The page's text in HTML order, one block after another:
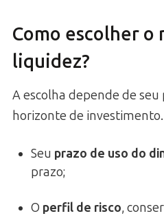
Como escolher o
liquidez?
A escolha depende de
horizonte de investimento.
Seu prazo de uso do
prazo;
O perfil de risco,